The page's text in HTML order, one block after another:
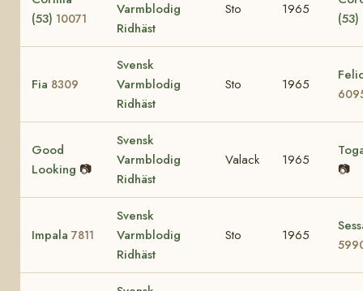
(53) 10071
Varmblodig
Ridhäst
Sto 1965
(53)
Fia 8309
Svensk
Varmblodig
Ridhäst
Sto 1965
Good
Looking 📷
Svensk
Varmblodig
Ridhäst
Valack 1965
📷
Impala 7811
Svensk
Varmblodig
Ridhäst
Sto 1965